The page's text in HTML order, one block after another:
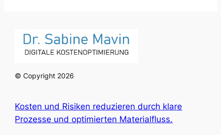
© Copyright 2026
Kosten und Risiken reduzieren durch klare
Prozesse und optimierten Materialfluss.